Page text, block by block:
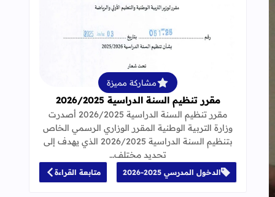
قراءة المزيد عن مقرر تنظيم السنة الدراسية
مشاركة مميزة
مقرر تنظيم السنة الدراسية 2026/2025
مقرر تنظيم السنة الدراسية 2026/2025 أصدرت
وزارة التربية الوطنية المقرر الوزاري الرسمي الخاص
بتنظيم السنة الدراسية 2026/2025 الذي يهدف إلى
تحديد مختلف…
الدخول المدرسي 2025-2026 متابعة القراءة